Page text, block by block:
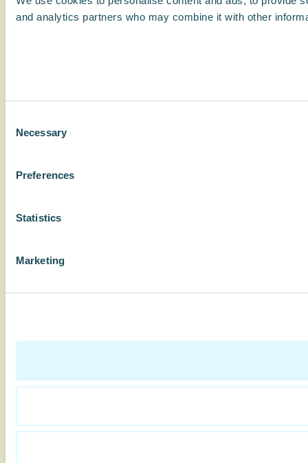
and analytics partners who may combine it with other
Selection
Necessary
Preferences
Statistics
Marketing